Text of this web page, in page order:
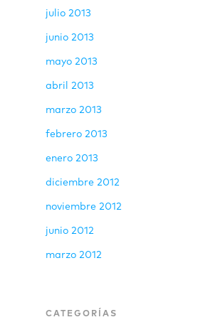
julio 2013
junio 2013
mayo 2013
abril 2013
marzo 2013
febrero 2013
enero 2013
diciembre 2012
noviembre 2012
junio 2012
marzo 2012
CATEGORÍAS